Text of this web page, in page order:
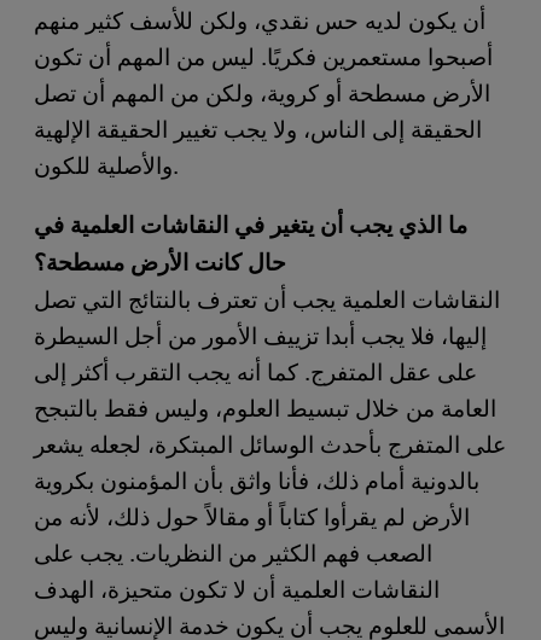
أن يكون لديه حس نقدي، ولكن للأسف كثير منهم
أصبحوا مستعمرين فكريًا. ليس من المهم أن تكون
الأرض مسطحة أو كروية، ولكن من المهم أن تصل
الحقيقة إلى الناس، ولا يجب تغيير الحقيقة الإلهية
والأصلية للكون.
ما الذي يجب أن يتغير في النقاشات العلمية في
حال كانت الأرض مسطحة؟
النقاشات العلمية يجب أن تعترف بالنتائج التي تصل
إليها، فلا يجب أبدا تزييف الأمور من أجل السيطرة
على عقل المتفرج. كما أنه يجب التقرب أكثر إلى
العامة من خلال تبسيط العلوم، وليس فقط بالتبجح
على المتفرج بأحدث الوسائل المبتكرة، لجعله يشعر
بالدونية أمام ذلك، فأنا واثق بأن المؤمنون بكروية
الأرض لم يقرأوا كتاباً أو مقالاً حول ذلك، لأنه من
الصعب فهم الكثير من النظريات. يجب على
النقاشات العلمية أن لا تكون متحيزة، الهدف
الأسمى للعلوم يجب أن يكون خدمة الإنسانية وليس